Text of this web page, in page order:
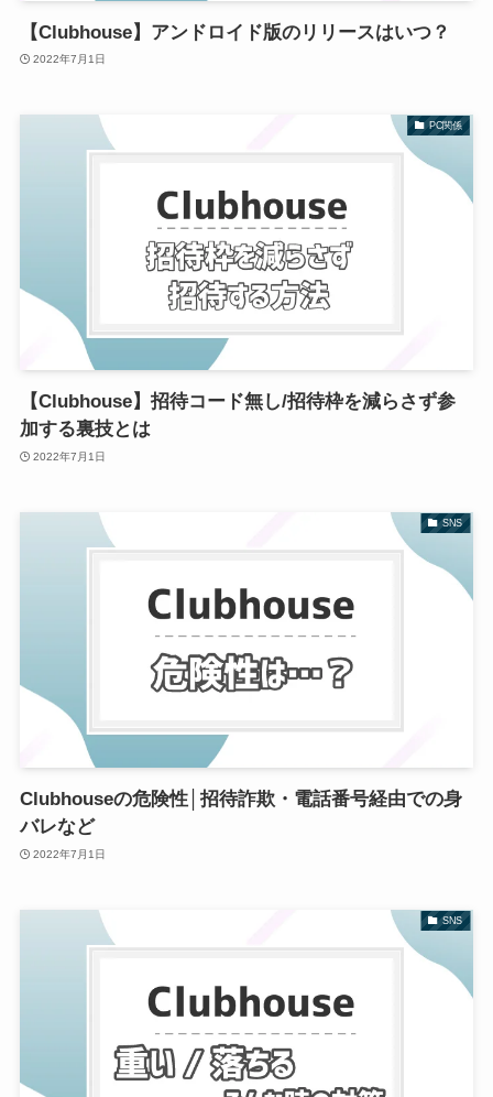
【Clubhouse】アンドロイド版のリリースはいつ？
2022年7月1日
PC関係
【Clubhouse】招待コード無し/招待枠を減らさず参
加する裏技とは
2022年7月1日
SNS
Clubhouseの危険性│招待詐欺・電話番号経由での身
バレなど
2022年7月1日
SNS